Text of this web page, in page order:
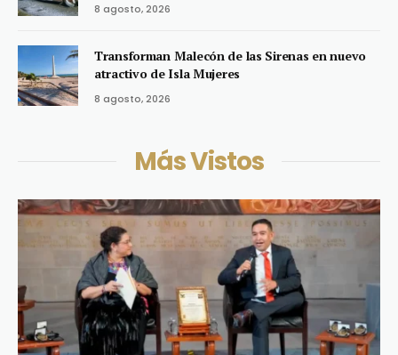
8 agosto, 2026
Transforman Malecón de las Sirenas en nuevo
atractivo de Isla Mujeres
8 agosto, 2026
Más Vistos